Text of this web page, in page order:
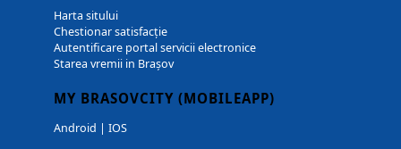
Harta sitului
Chestionar satisfacție
Autentificare portal servicii electronice
Starea vremii in Brașov
MY BRASOVCITY (MOBILEAPP)
Android | IOS